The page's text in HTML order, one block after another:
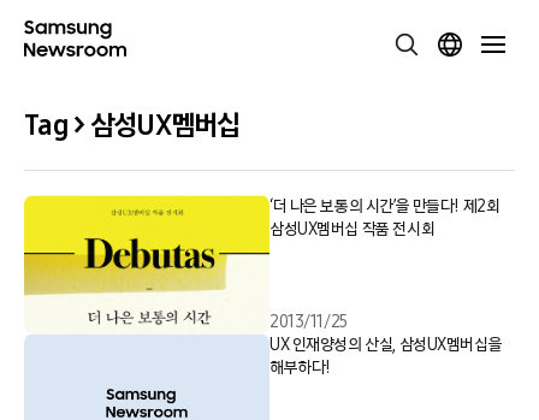
Tag > 삼성UX멤버십
‘더 나은 보통의 시간’을 만들다! 제2회
삼성UX멤버십 작품 전시회
2013/11/25
UX 인재양성의 산실, 삼성UX멤버십을
해부하다!